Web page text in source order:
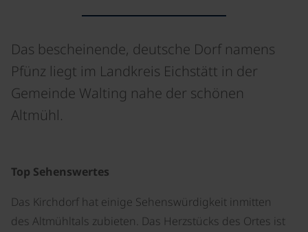
Das bescheinende, deutsche Dorf namens
Pfünz liegt im Landkreis Eichstätt in der
Gemeinde Walting nahe der schönen
Altmühl.
Top Sehenswertes
Das Kirchdorf hat einige Sehenswürdigkeit inmitten
des Altmühltals zubieten. Das Herzstücks des Ortes ist